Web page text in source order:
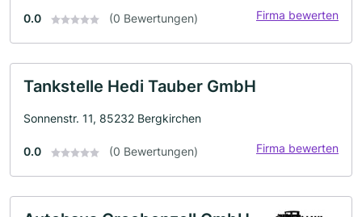
0.0 (0 Bewertungen) Firma bewerten
Tankstelle Hedi Tauber GmbH
Sonnenstr. 11, 85232 Bergkirchen
0.0 (0 Bewertungen) Firma bewerten